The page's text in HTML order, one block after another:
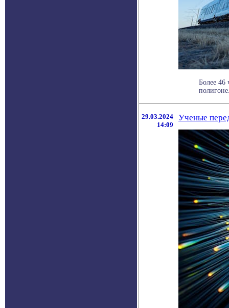
Более 46
29.03.2024
14:09
Ученые